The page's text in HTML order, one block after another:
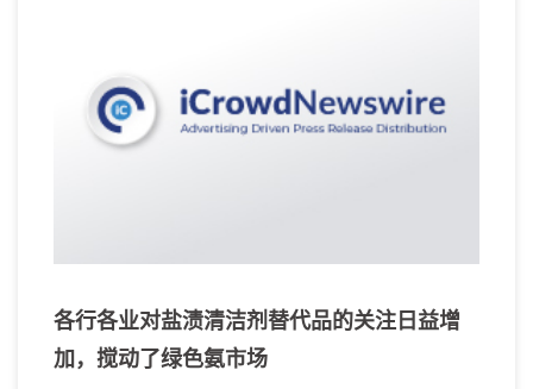
各行各业对盐渍清洁剂替代品的关注日益增
加，搅动了绿色氨市场